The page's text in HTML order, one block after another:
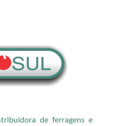
de ferragens e